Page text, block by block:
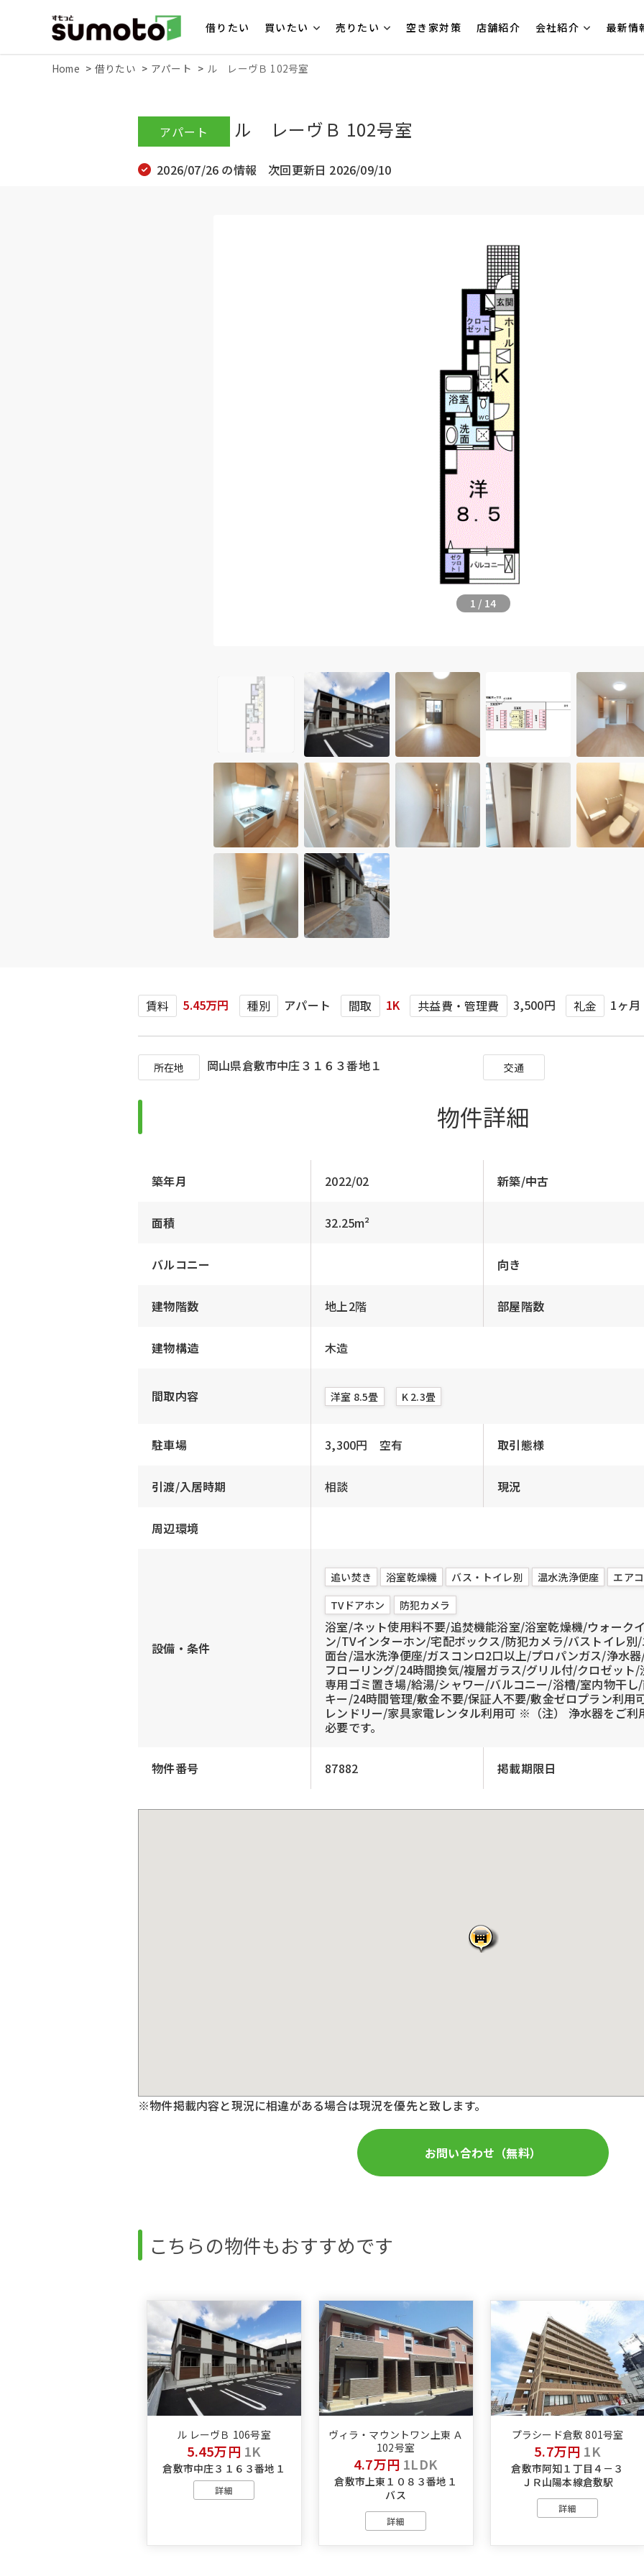
借りたい 買いたい 売りたい 空き家対策 店舗紹介 会社紹介 最新情
Home 借りたい アパート ル レーヴＢ 102号室
アパート ル レーヴＢ 102号室
2026/07/26 の情報 次回更新日 2026/09/10
1 / 14
賃料 5.45万円 種別 アパート 間取 1K 共益費・管理費 3,500円 礼金 1ヶ月
所在地 岡山県倉敷市中庄３１６３番地１ 交通
物件詳細
築年月 2022/02 新築/中古
面積 32.25m²
バルコニー 向き
建物階数 地上2階 部屋階数
建物構造 木造
間取内容 洋室 8.5畳 K 2.3畳
駐車場 3,300円 空有 取引態様
引渡/入居時期 相談 現況
周辺環境
設備・条件
追い焚き 浴室乾燥機 バス・トイレ別 温水洗浄便座
エア
TVドアホン
防犯カメラ
浴室/ネット使用料不要/追焚機能浴室/浴室乾燥機/ウォーク
ン/TVインターホン/宅配ボックス/防犯カメラ/バストイレ
面台/温水洗浄便座/ガスコンロ2口以上/プロパンガス/浄水
フローリング/24時間換気/複層ガラス/グリル付/クロゼット
専用ゴミ置き場/給湯/シャワー/バルコニー/浴槽/室内物干
キー/24時間管理/敷金不要/保証人不要/敷金ゼロプラン利用
レンドリー/家具家電レンタル利用可 ※（注） 浄水器をご利
必要です。
物件番号 87882 掲載期限日
※物件掲載内容と現況に相違がある場合は現況を優先と致します。
お問い合わせ（無料）
こちらの物件もおすすめです
ル レーヴＢ 106号室
5.45万円 1K
倉敷市中庄３１６３番地１
詳細
ヴィラ・マウントワン上東 Ａ
102号室
4.7万円 1LDK
倉敷市上東１０８３番地１
バス
詳細
プラシード倉敷 801号室
5.7万円 1K
倉敷市阿知１丁目４－３
ＪＲ山陽本線倉敷駅
詳細